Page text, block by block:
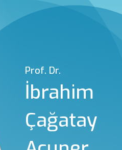
Prof. Dr.
İbrahim
Çağatay